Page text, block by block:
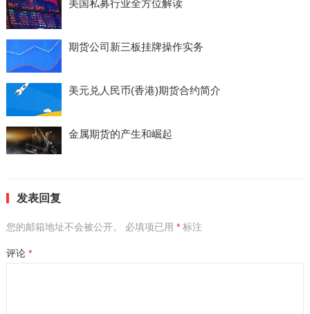
美国私募行业全方位解读
期货公司新三板挂牌操作实务
美元兑人民币(香港)期货合约简介
金属期货的产生和崛起
发表回复
您的邮箱地址不会被公开。 必填项已用 *标注
评论 *